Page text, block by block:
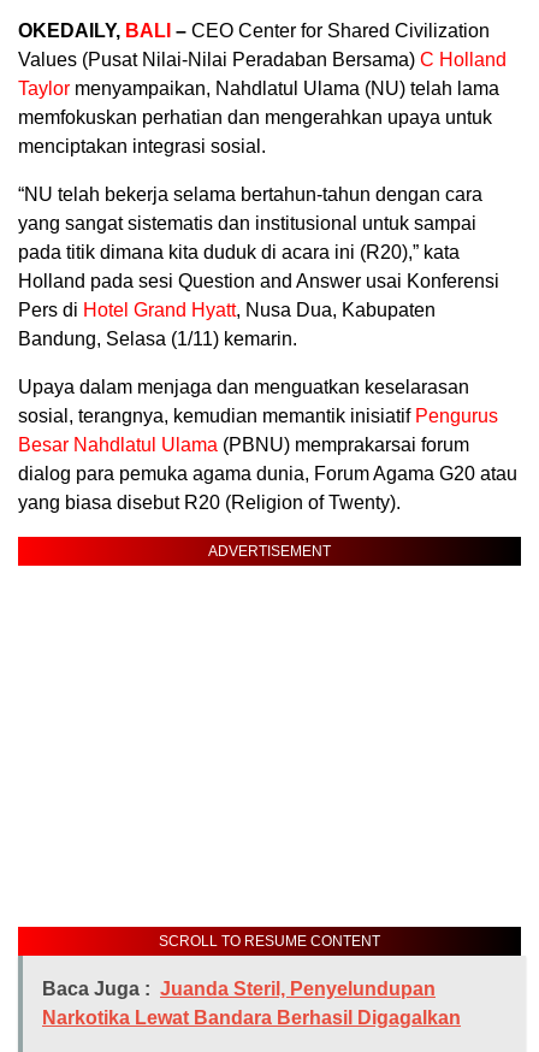
OKEDAILY, BALI – CEO Center for Shared Civilization
Values (Pusat Nilai-Nilai Peradaban Bersama) C Holland
Taylor menyampaikan, Nahdlatul Ulama (NU) telah lama
memfokuskan perhatian dan mengerahkan upaya untuk
menciptakan integrasi sosial.
“NU telah bekerja selama bertahun-tahun dengan cara
yang sangat sistematis dan institusional untuk sampai
pada titik dimana kita duduk di acara ini (R20),” kata
Holland pada sesi Question and Answer usai Konferensi
Pers di Hotel Grand Hyatt, Nusa Dua, Kabupaten
Bandung, Selasa (1/11) kemarin.
Upaya dalam menjaga dan menguatkan keselarasan
sosial, terangnya, kemudian memantik inisiatif Pengurus
Besar Nahdlatul Ulama (PBNU) memprakarsai forum
dialog para pemuka agama dunia, Forum Agama G20 atau
yang biasa disebut R20 (Religion of Twenty).
ADVERTISEMENT
SCROLL TO RESUME CONTENT
Baca Juga : Juanda Steril, Penyelundupan
Narkotika Lewat Bandara Berhasil Digagalkan